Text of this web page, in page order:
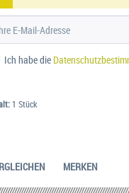
Ich habe die
1 Stück
MERKEN